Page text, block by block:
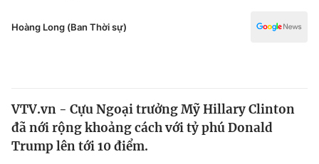
Pháp luật
Thế giới
Tin tức
Kinh tế
Công nghệ
Hoàng Long (Ban Thời sự)
VTV.vn - Cựu Ngoại trưởng Mỹ Hillary Clinton
đã nới rộng khoảng cách với tỷ phú Donald
Trump lên tới 10 điểm.